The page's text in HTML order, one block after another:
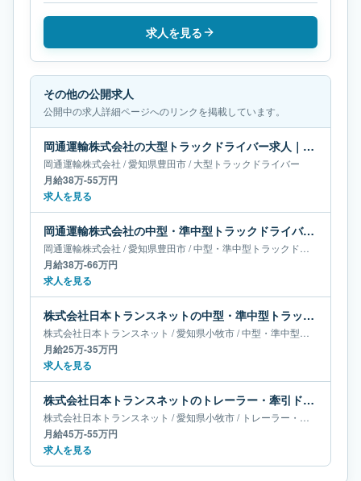
求人を見る
その他の公開求人
公開中の求人詳細ページへのリンクを掲載しています。
岡通運輸株式会社の大型トラックドライバー求人｜愛知県豊田市｜月給38万-55万円
岡通運輸株式会社 /愛知県豊田市/大型トラックドライバー
月給38万-55万円
求人を見る
岡通運輸株式会社の中型・準中型トラックドライバー求人｜愛知県豊田市｜月給38万-66万円
岡通運輸株式会社 /愛知県豊田市/中型・準中型トラックドライバー
月給38万-66万円
求人を見る
株式会社日本トランスネットの中型・準中型トラックドライバー求人｜愛知県小牧市｜月給25万-35万円
株式会社日本トランスネット /愛知県小牧市/中型・準中型トラックドライバー
月給25万-35万円
求人を見る
株式会社日本トランスネットのトレーラー・牽引ドライバー求人｜愛知県小牧市｜月給45万-55万円
株式会社日本トランスネット /愛知県小牧市/ トレーラー・牽引ドライバー
月給45万-55万円
求人を見る